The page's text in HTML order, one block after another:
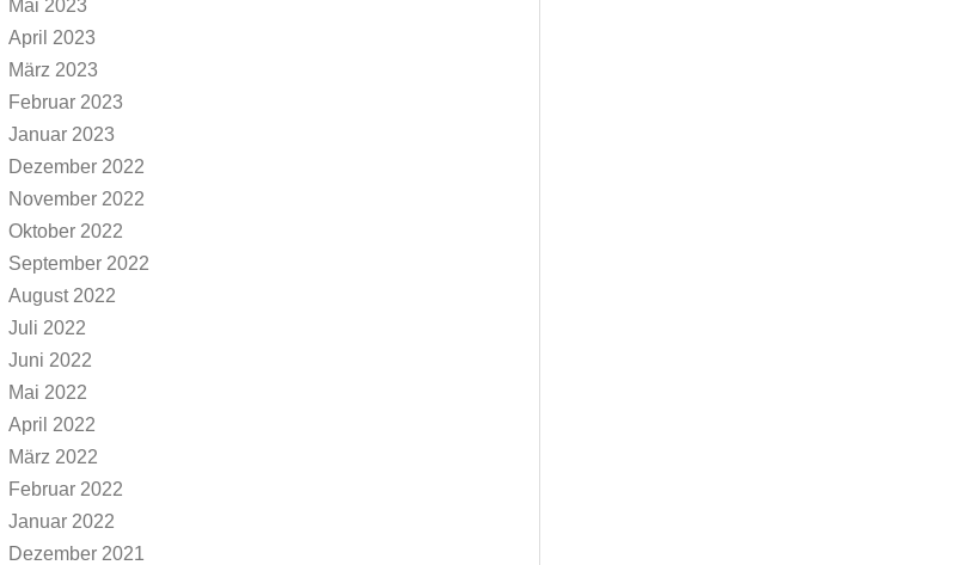
Mai 2023
April 2023
März 2023
Februar 2023
Januar 2023
Dezember 2022
November 2022
Oktober 2022
September 2022
August 2022
Juli 2022
Juni 2022
Mai 2022
April 2022
März 2022
Februar 2022
Januar 2022
Dezember 2021